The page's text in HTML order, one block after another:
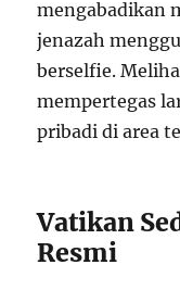
mengabadikan
jenazah
berselfie.
mempertegas
pribadi di area
Vatikan
Resmi